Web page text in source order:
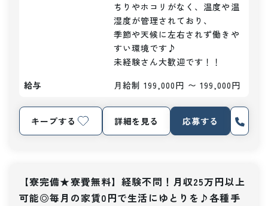
ちりやホコリがなく、温度や温
湿度が管理されており、
季節や天候に左右されず働きや
すい環境です♪
未経験さん大歓迎です！！
給与
月給制 199,000円 〜 199,000円
キープする 詳細を見る 応募する
【寮完備★寮費無料】経験不問！月収25万円以上
可能◎毎月の家賃0円で生活にゆとりを♪各種手